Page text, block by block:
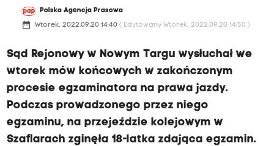
Polska Agencja Prasowa
date_range Wtorek, 2022.09.20 14:40 ( Edytowany Wtorek, 2022.09.20 14:50 )
Sąd Rejonowy w Nowym Targu wysłuchał we
wtorek mów końcowych w zakończonym
procesie egzaminatora na prawa jazdy.
Podczas prowadzonego przez niego
egzaminu, na przejeździe kolejowym w
Szaflarach zginęła 18-latka zdająca egzamin.